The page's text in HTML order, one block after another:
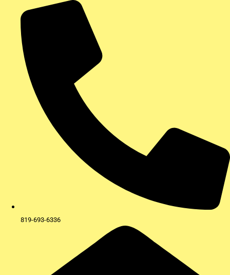
contenu
819-693-6336